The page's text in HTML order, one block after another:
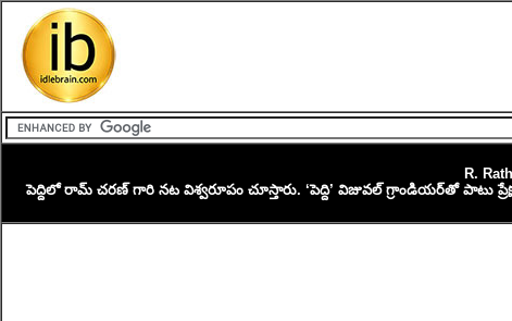
R.
పెద్దిలో రామ్ చరణ్ గారి నట విశ్వరూపం చూస్తారు. ‘పెద్ది’ విజువల్ గ్రాండియర్‌తో పాటు